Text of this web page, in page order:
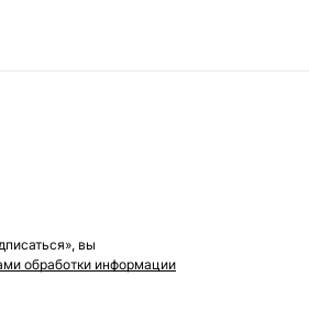
вы
обработки информации